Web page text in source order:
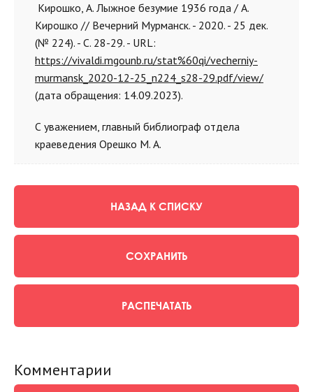
Кирошко, А. Лыжное безумие 1936 года / А.
Кирошко // Вечерний Мурманск. - 2020. - 25 дек.
(№ 224). - С. 28-29. - URL:
https://vivaldi.mgounb.ru/stat%60qi/vecherniy-
murmansk_2020-12-25_n224_s28-29.pdf/view/
(дата обращения: 14.09.2023).
С уважением, главный библиограф отдела
краеведения Орешко М. А.
НАЗАД К СПИСКУ
СОХРАНИТЬ
РАСПЕЧАТАТЬ
Комментарии